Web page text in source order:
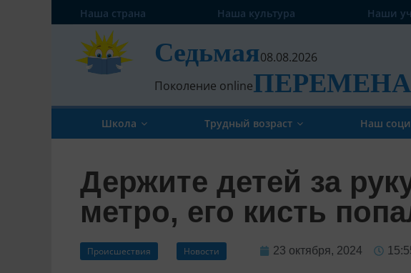
Наша страна Наша культура Наши
Седьмая08.08.2026
Поколение onlineПЕРЕМЕНА
Школа Трудный возраст Наш
Держите детей за
метро, его кисть
Происшествия Новости 23 октября, 2024